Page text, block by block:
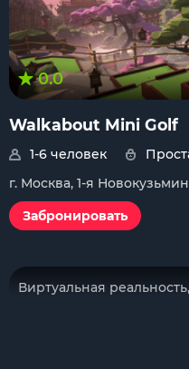
0.0
Walkabout Mini Golf
1-6 человек
г. Москва, 1-я
Забронировать
Виртуальная